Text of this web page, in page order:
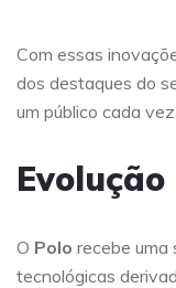
Com essas
dos destaques do
um público cada
O Polo recebe uma
tecnológicas